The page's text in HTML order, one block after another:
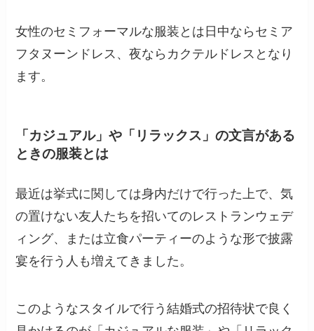
女性のセミフォーマルな服装とは日中ならセミア
フタヌーンドレス、夜ならカクテルドレスとなり
ます。
「カジュアル」や「リラックス」の文言がある
ときの服装とは
最近は挙式に関しては身内だけで行った上で、気
の置けない友人たちを招いてのレストランウェデ
ィング、または立食パーティーのような形で披露
宴を行う人も増えてきました。
このようなスタイルで行う結婚式の招待状で良く